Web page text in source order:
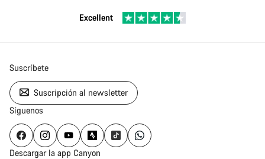
Excellent
Suscríbete
Suscripción al newsletter
Síguenos
Descargar la app Canyon